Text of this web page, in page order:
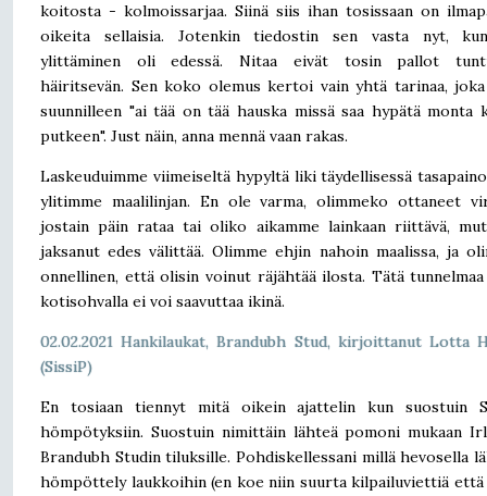
koitosta - kolmoissarjaa. Siinä siis ihan tosissaan on
oikeita sellaisia. Jotenkin tiedostin sen vasta nyt,
ylittäminen oli edessä. Nitaa eivät tosin pallot
häiritsevän. Sen koko olemus kertoi vain yhtä tarinaa,
suunnilleen "ai tää on tää hauska missä saa hypätä monta
putkeen". Just näin, anna mennä vaan rakas.
Laskeuduimme viimeiseltä hypyltä liki täydellisessä
ylitimme maalilinjan. En ole varma, olimmeko ottaneet
jostain päin rataa tai oliko aikamme lainkaan riittävä,
jaksanut edes välittää. Olimme ehjin nahoin maalissa, ja
onnellinen, että olisin voinut räjähtää ilosta. Tätä
kotisohvalla ei voi saavuttaa ikinä.
02.02.2021 Hankilaukat,Brandubh Stud, kirjoittanut Lotta
(SissiP)
En tosiaan tiennyt mitä oikein ajattelin kun suostuin
hömpötyksiin. Suostuin nimittäin lähteä pomoni mukaan
Brandubh Studin tiluksille. Pohdiskellessani millä hevosella
hömpöttely laukkoihin (en koe niin suurta kilpailuviettiä